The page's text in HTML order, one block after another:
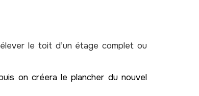
le toit d’un étage complet ou
on créera le plancher du nouvel